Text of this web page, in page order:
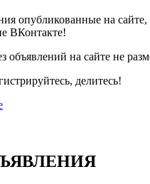
опубликованные на
ВКонтакте!
объявлений на сайте не
делитесь!